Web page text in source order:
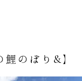
鯉のぼり&】